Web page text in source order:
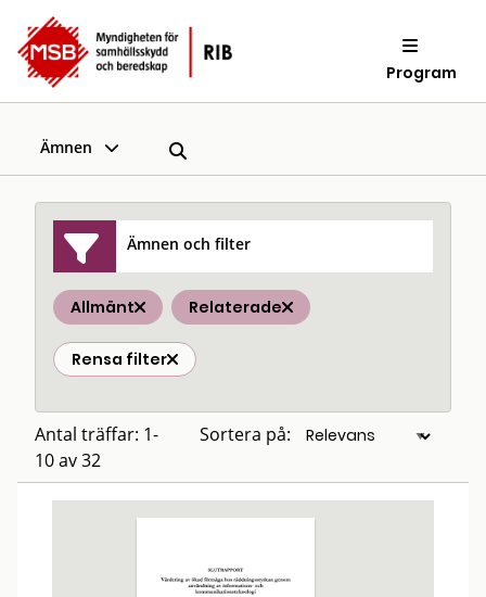
Program
Ämnen
Ämnen och filter
Allmänt Relaterade
Rensa filter
Antal träffar: 1-
10 av 32
Sortera på: